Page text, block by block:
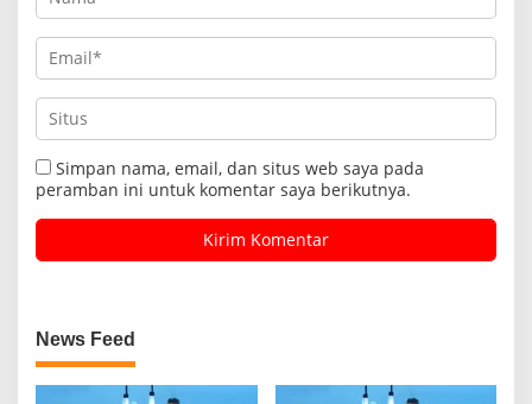
Simpan nama, email, dan situs web saya pada
peramban ini untuk komentar saya berikutnya.
News Feed